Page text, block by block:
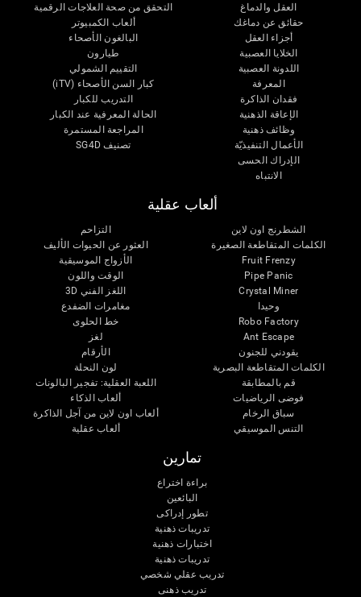
العقل والدماغ
حقائق عن دماغك
أجزاء العقل
الخلايا العصبية
اللدونة العصبية
المعرفة
فقدان الذاكرة
الإعاقة الذهنية
وظائف ذهنية
الأعمال التنفيذيّة
الإدراك الحسى
الانتباه
التحقق من صحة العلاجات الرقمية
ألعاب الكمبيوتر
البالغون الأصحاء
طيارون
التقييم الشمولي
كبار السن الأصحاء (iTV)
التدريب للكبار
الحالة المعرفية عند الكبار
المراجعة المستمرة
تصنيف SG4D
ألعاب عقلية
الشطرنج اون لاين
الكلمات المتقاطعة الصغيرة
Fruit Frenzy
Pipe Panic
Crystal Miner
وحيدا
Robo Factory
Ant Escape
يقودني للجنون
الكلمات المتقاطعة البصرية
قم بالمطابقة
فوضى الرياضيات
سباق الرخام
التنس الموسيقي
التزاحم
العثور عن الحيوات الأليف
الأزواج الموسيقية
الوقت واللون
اللغز الفني 3D
مغامرات الضفدع
خط الحلوى
لغز
الأرقام
لون النحلة
اللعبة العقلية: تفجير البالونات
ألعاب الذكاء
ألعاب اون لاين من آجل الذاكرة
ألعاب عقلية
تمارين
براءة اختراع
البائعين
تطور إدراكى
تدريبات ذهنية
اختبارات ذهنية
تدريبات ذهنية
تدريب عقلي شخصي
تدريب ذهنى